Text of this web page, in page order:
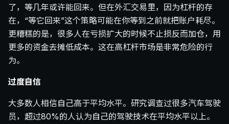
了，等几年或许能回来。但在外汇交易里，因为杠杆的存
在，“等它回来”这个策略可能在你等到之前就把账户耗尽。
更糟糕的是，很多人在亏损扩大的时候不止损反而加仓，用
更多的资金去摊低成本。这在高杠杆市场是非常危险的行
为。
过度自信
大多数人相信自己高于平均水平。研究调查过很多汽车驾驶
员，超过80%的人认为自己的驾驶技术在平均水平以上。